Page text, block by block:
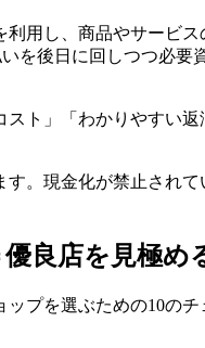
用し、商品やサービ
を後日に回しつつ必
ト」「わかりやすい
。現金化が禁止され
良店を見極め
プを選ぶための10の